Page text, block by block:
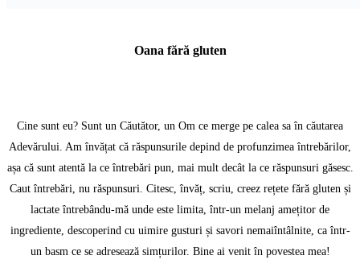
Oana fără gluten
Cine sunt eu? Sunt un Căutător, un Om ce merge pe calea sa în căutarea
Adevărului. Am învățat că răspunsurile depind de profunzimea întrebărilor,
așa că sunt atentă la ce întrebări pun, mai mult decât la ce răspunsuri găsesc.
Caut întrebări, nu răspunsuri. Citesc, învăț, scriu, creez rețete fără gluten și
lactate întrebându-mă unde este limita, într-un melanj amețitor de
ingrediente, descoperind cu uimire gusturi și savori nemaiîntâlnite, ca într-
un basm ce se adresează simțurilor. Bine ai venit în povestea mea!